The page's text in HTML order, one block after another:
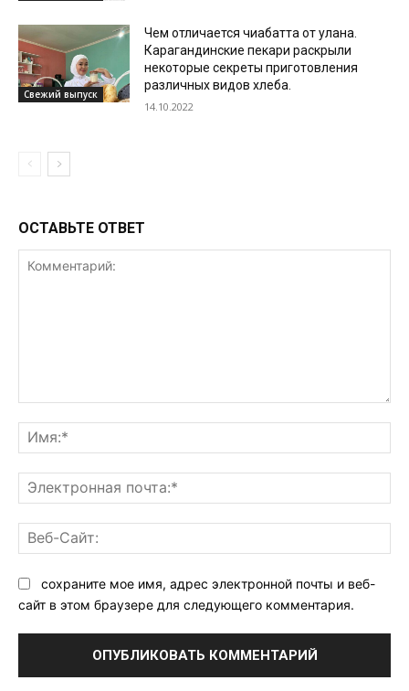
Свежий выпуск
Чем отличается чиабатта от улана.
Карагандинские пекари раскрыли
некоторые секреты приготовления
различных видов хлеба.
14.10.2022
ОСТАВЬТЕ ОТВЕТ
сохраните мое имя, адрес электронной почты и веб-
сайт в этом браузере для следующего комментария.